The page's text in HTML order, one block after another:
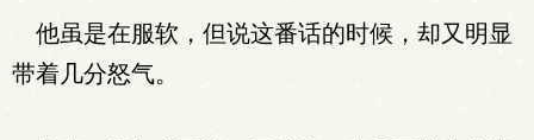
他虽是在服软，但说这番话的时候，却又明显
带着几分怒气。